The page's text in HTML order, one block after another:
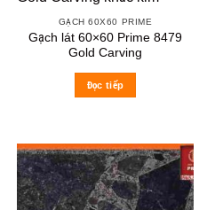
GẠCH 60X60 PRIME
Gạch lát 60×60 Prime 8479
Gold Carving
Đọc tiếp